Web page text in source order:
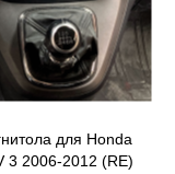
для Honda
3 2006-2012 (RE)